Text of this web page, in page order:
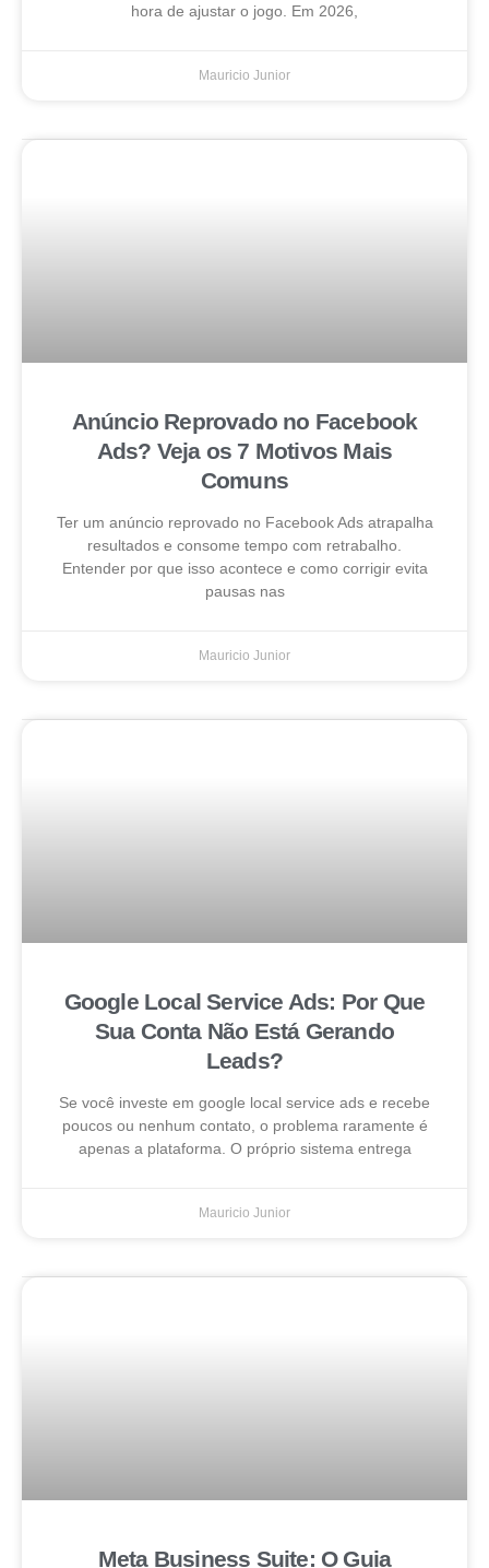
hora de ajustar o jogo. Em 2026,
Mauricio Junior
Anúncio Reprovado no Facebook
Ads? Veja os 7 Motivos Mais
Comuns
Ter um anúncio reprovado no Facebook Ads atrapalha
resultados e consome tempo com retrabalho.
Entender por que isso acontece e como corrigir evita
pausas nas
Mauricio Junior
Google Local Service Ads: Por Que
Sua Conta Não Está Gerando
Leads?
Se você investe em google local service ads e recebe
poucos ou nenhum contato, o problema raramente é
apenas a plataforma. O próprio sistema entrega
Mauricio Junior
Meta Business Suite: O Guia